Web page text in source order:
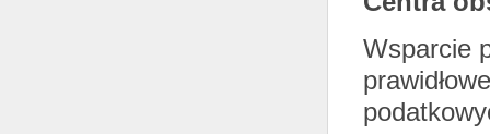
Wsparcie